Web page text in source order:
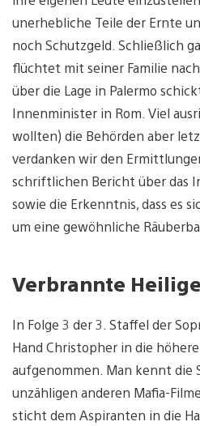
unerhebliche Teile der Ernte
noch Schutzgeld. Schließlich
flüchtet mit seiner Familie
über die Lage in Palermo
Innenminister in Rom. Viel
wollten) die Behörden aber
verdanken wir den
schriftlichen Bericht über das
sowie die Erkenntnis, dass es
um eine gewöhnliche
Verbrannte Heilige
In Folge 3 der 3. Staffel der
Hand Christopher in die
aufgenommen. Man kennt die
unzähligen anderen Mafia-
sticht dem Aspiranten in die